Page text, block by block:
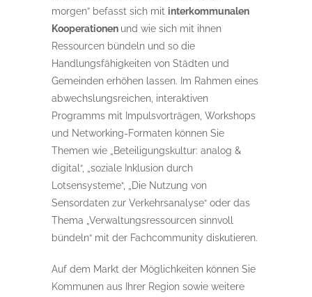
morgen” befasst sich mit interkommunalen
Kooperationen und wie sich mit ihnen
Ressourcen bündeln und so die
Handlungsfähigkeiten von Städten und
Gemeinden erhöhen lassen. Im Rahmen eines
abwechslungsreichen, interaktiven
Programms mit Impulsvorträgen, Workshops
und Networking-Formaten können Sie
Themen wie „Beteiligungskultur: analog &
digital“, „soziale Inklusion durch
Lotsensysteme“, „Die Nutzung von
Sensordaten zur Verkehrsanalyse“ oder das
Thema „Verwaltungsressourcen sinnvoll
bündeln“ mit der Fachcommunity diskutieren.
Auf dem Markt der Möglichkeiten können Sie
Kommunen aus Ihrer Region sowie weitere